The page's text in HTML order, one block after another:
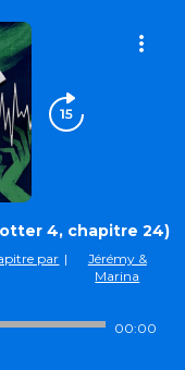
4, chapitre 24)
par |
Jérémy &
Marina
00:00